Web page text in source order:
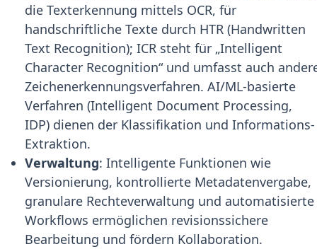
die Texterkennung mittels OCR, für
handschriftliche Texte durch HTR (Handwritten
Text Recognition); ICR steht für „Intelligent
Character Recognition“ und umfasst auch
Zeichenerkennungsverfahren. AI/ML-basierte
Verfahren (Intelligent Document Processing,
IDP) dienen der Klassifikation und Informations-
Extraktion.
Verwaltung: Intelligente Funktionen wie
Versionierung, kontrollierte Metadatenvergabe,
granulare Rechteverwaltung und automatisierte
Workflows ermöglichen revisionssichere
Bearbeitung und fördern Kollaboration.